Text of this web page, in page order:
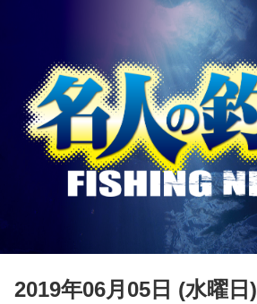
2019年06月05日 (水曜日)